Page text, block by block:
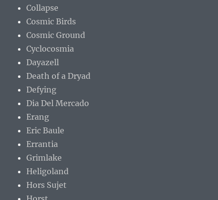
Collapse
Cosmic Birds
Cosmic Ground
Cyclocosmia
Dayazell
Death of a Dryad
Defying
Dia Del Mercado
Erang
Eric Baule
Errantia
Grimlake
Heligoland
Hors Sujet